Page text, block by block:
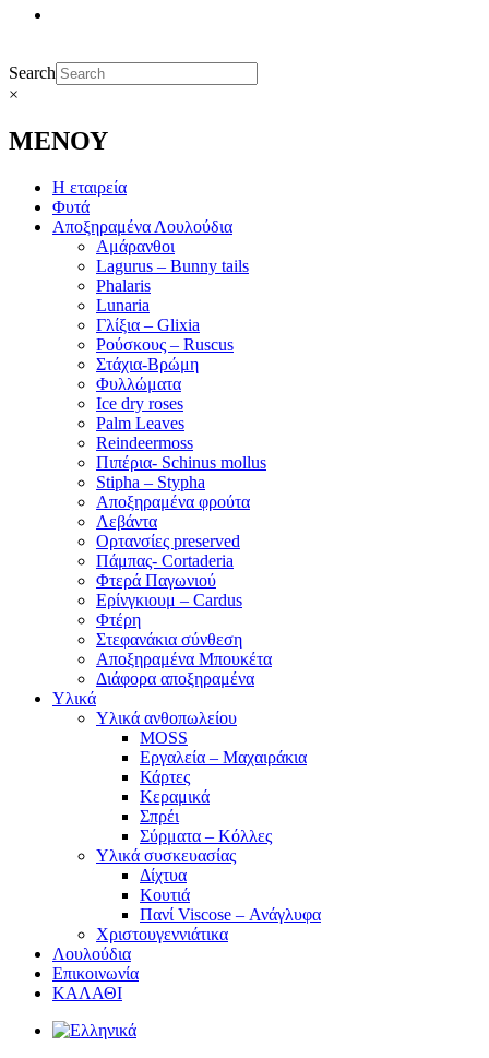
Search
×
ΜΕΝΟΥ
Η εταιρεία
Φυτά
Αποξηραμένα Λουλούδια
Αμάρανθοι
Lagurus – Bunny tails
Phalaris
Lunaria
Γλίξια – Glixia
Ρούσκους – Ruscus
Στάχια-Βρώμη
Φυλλώματα
Ice dry roses
Palm Leaves
Reindeermoss
Πιπέρια- Schinus mollus
Stipha – Stypha
Αποξηραμένα φρούτα
Λεβάντα
Ορτανσίες preserved
Πάμπας- Cortaderia
Φτερά Παγωνιού
Ερίνγκιουμ – Cardus
Φτέρη
Στεφανάκια σύνθεση
Αποξηραμένα Μπουκέτα
Διάφορα αποξηραμένα
Υλικά
Υλικά ανθοπωλείου
MOSS
Εργαλεία – Μαχαιράκια
Κάρτες
Κεραμικά
Σπρέι
Σύρματα – Κόλλες
Υλικά συσκευασίας
Δίχτυα
Κουτιά
Πανί Viscose – Ανάγλυφα
Χριστουγεννιάτικα
Λουλούδια
Επικοινωνία
ΚΑΛΑΘΙ